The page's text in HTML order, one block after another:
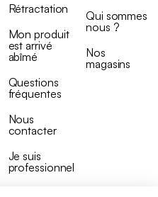
Rétractation
Mon produit
est arrivé
abîmé
Questions
fréquentes
Nous
contacter
Je suis
professionnel
Qui sommes
nous ?
Nos
magasins